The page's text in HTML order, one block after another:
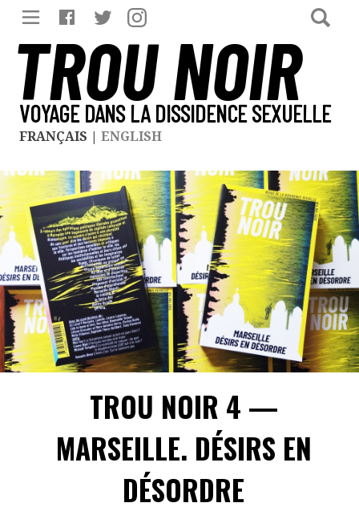
TROU NOIR
VOYAGE DANS LA DISSIDENCE SEXUELLE
FRANÇAIS | ENGLISH
TROU NOIR 4 —
MARSEILLE. DÉSIRS EN
DÉSORDRE